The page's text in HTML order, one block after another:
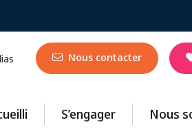
Nous contacter
S’engager Nous